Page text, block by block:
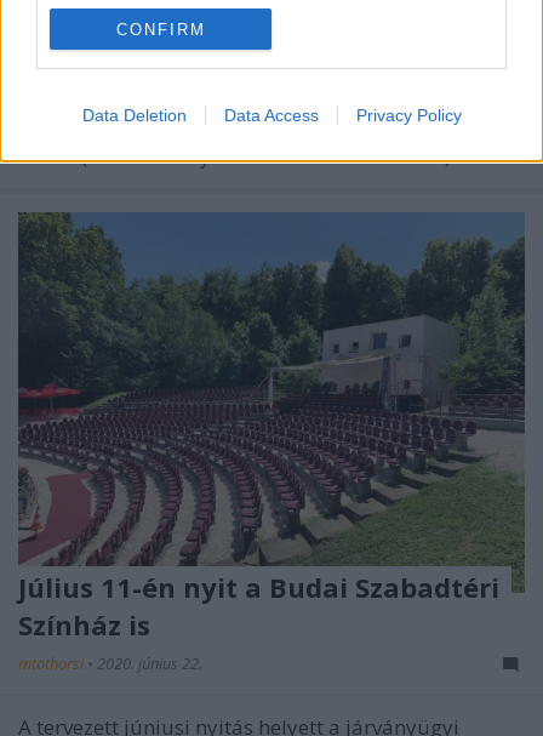
CONFIRM
Data Deletion Data Access Privacy Policy
mtothorsi•2020. június 23.
Már lehet szavazni a Kaszás Attila-díj jelöltjeire:
Csankó Zoltánra (Győri Nemzeti Színház), Földes
Tamásra (Budapesti Operettszínház) és Vlahovics
Editre (szombathelyi Weöres Sándor Színház).
Július 11-én nyit a Budai Szabadtéri
Színház is
mtothorsi • 2020. június 22.
A tervezett júniusi nyitás helyett a járványügyi